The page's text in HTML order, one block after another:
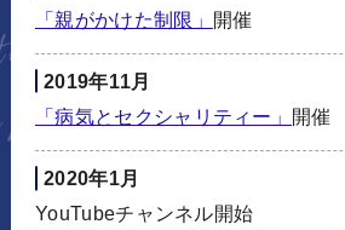
「親がかけた制限」 開催
2019年11月
「病気とセクシャリティー」 開催
2020年1月
YouTubeチャンネル開始